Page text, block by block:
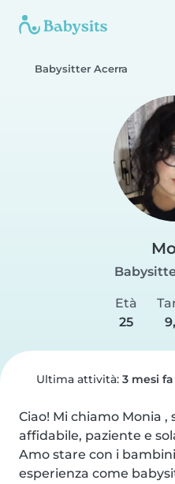
Babysitter Acerra
Età
25
Ultima attività: 3 mesi fa
Ciao! Mi chiamo Monia ,
affidabile, paziente e
Amo stare con i
esperienza come